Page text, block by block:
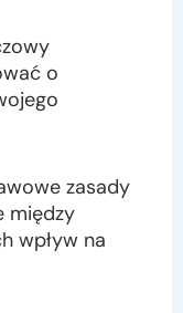
o
zasady
między
wpływ na